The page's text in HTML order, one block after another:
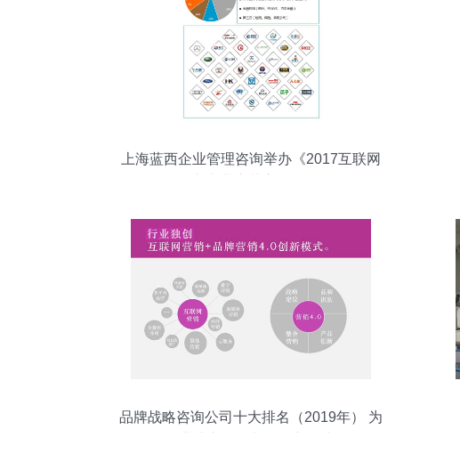
上海蓝西企业管理咨询举办《2017互联网
品牌战略咨询公司十大排名（2019年） 为